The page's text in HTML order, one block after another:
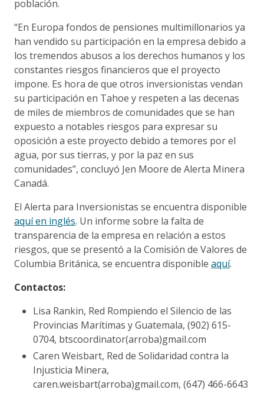
población.
“En Europa fondos de pensiones multimillonarios ya
han vendido su participación en la empresa debido a
los tremendos abusos a los derechos humanos y los
constantes riesgos financieros que el proyecto
impone. Es hora de que otros inversionistas vendan
su participación en Tahoe y respeten a las decenas
de miles de miembros de comunidades que se han
expuesto a notables riesgos para expresar su
oposición a este proyecto debido a temores por el
agua, por sus tierras, y por la paz en sus
comunidades”, concluyó Jen Moore de Alerta Minera
Canadá.
El Alerta para Inversionistas se encuentra disponible
aquí en inglés. Un informe sobre la falta de
transparencia de la empresa en relación a estos
riesgos, que se presentó a la Comisión de Valores de
Columbia Británica, se encuentra disponible aquí.
Contactos:
Lisa Rankin, Red Rompiendo el Silencio de las
Provincias Marítimas y Guatemala, (902) 615-
0704, btscoordinator(arroba)gmail.com
Caren Weisbart, Red de Solidaridad contra la
Injusticia Minera,
caren.weisbart(arroba)gmail.com, (647) 466-6643